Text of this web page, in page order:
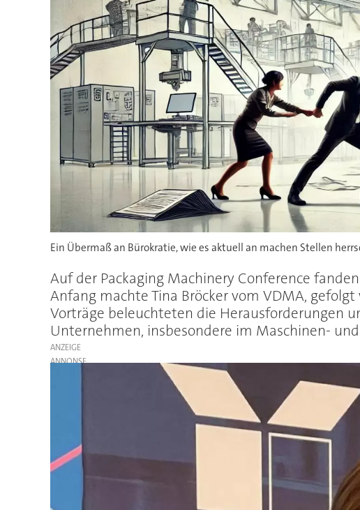
Ein Übermaß an Bürokratie, wie es aktuell an machen Stellen
Auf der Packaging Machinery Conference
Anfang machte Tina Bröcker vom VDMA,
Vorträge beleuchteten die Herausforderungen
Unternehmen, insbesondere im Maschinen-
ANZEIGE